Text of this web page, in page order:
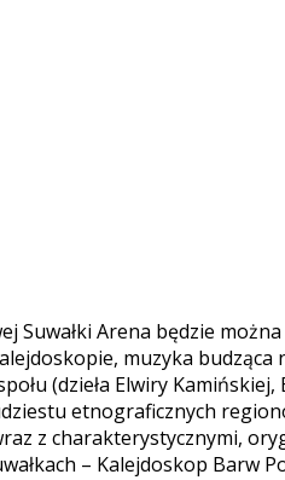
Arena będzie można
muzyka
(dzieła Elwiry
etnograficznych
z charakterystycznymi,
– Kalejdoskop Barw